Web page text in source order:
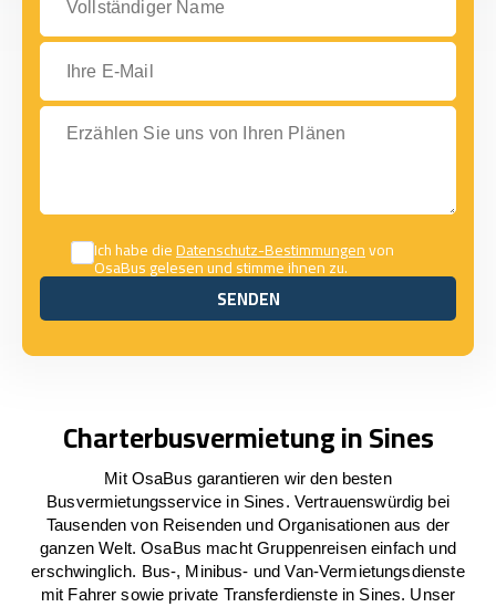
Ihre E-Mail
Erzählen Sie uns von Ihren Plänen
Ich habe dieDatenschutz-Bestimmungenvon
OsaBus gelesen und stimme ihnen zu.
SENDEN
SENDEN
Charterbusvermietung in Sines
Mit OsaBus garantieren wir den besten
Busvermietungsservice in Sines. Vertrauenswürdig bei
Tausenden von Reisenden und Organisationen aus der
ganzen Welt. OsaBus macht Gruppenreisen einfach und
erschwinglich. Bus-, Minibus- und Van-Vermietungsdienste
mit Fahrer sowie private Transferdienste in Sines. Unser